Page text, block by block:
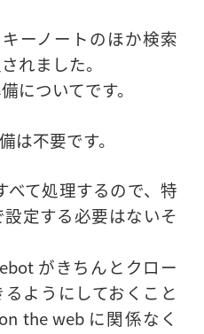
ーノートのほか検索
れました。
についてです。
は不要です。
べて処理するので、特
定する必要はないそ
がきちんとクロー
ようにしておくこと
the web に関係なく